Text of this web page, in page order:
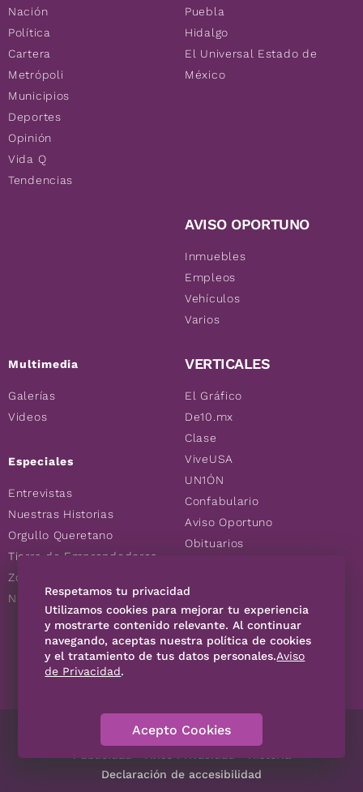
Nación
Política
Cartera
Metrópoli
Municipios
Deportes
Opinión
Vida Q
Tendencias
Multimedia
Galerías
Videos
Especiales
Entrevistas
Nuestras Historias
Orgullo Queretano
Tierra de Emprendedores
Zoociales
Nuevos Queretanos
Puebla
Hidalgo
El Universal Estado de
México
AVISO OPORTUNO
Inmuebles
Empleos
Vehículos
Varios
VERTICALES
El Gráfico
De10.mx
Clase
ViveUSA
UN1ÓN
Confabulario
Aviso Oportuno
Obituarios
Consultas
SÍGUENOS
Contáctanos Código de Ética
Declaración de accesibilidad
Respetamos tu privacidad
Utilizamos cookies para mejorar tu experiencia
y mostrarte contenido relevante. Al continuar
navegando, aceptas nuestra política de cookies
y el tratamiento de tus datos personales.Aviso
de Privacidad.
Acepto Cookies